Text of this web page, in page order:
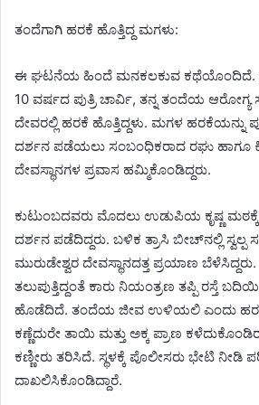
ತಂದೆಗಾಗಿ ಹರಕೆ ಹೊತ್ತಿದ್ದ ಮಗಳು:
ಈ ಘಟನೆಯ ಹಿಂದೆ ಮನಕಲಕುವ ಕಥೆಯೊಂದಿದೆ.
10 ವರ್ಷದ ಪುತ್ರಿ ಚಾರ್ವಿ, ತನ್ನ ತಂದೆಯ
ದೇವರಲ್ಲಿ ಹರಕೆ ಹೊತ್ತಿದ್ದಳು. ಮಗಳ ಹರಕೆಯನ್ನು
ದರ್ಶನ ಪಡೆಯಲು ಸಂಬಂಧಿಕರಾದ ರಘು ಹಾಗೂ
ದೇವಸ್ಥಾನಗಳ ಪ್ರವಾಸ ಹಮ್ಮಿಕೊಂಡಿದ್ದರು.
ಕುಟುಂಬದವರು ಮೊದಲು ಉಡುಪಿಯ ಕೃಷ್ಣ
ದರ್ಶನ ಪಡೆದಿದ್ದರು. ಬಳಿಕ ತ್ರಾಸಿ ಬೀಚ್‌ನಲ್ಲಿ
ಮುರುಡೇಶ್ವರ ದೇವಸ್ಥಾನದತ್ತ ಪ್ರಯಾಣ
ತಲುಪುತ್ತಿದ್ದಂತೆ ಕಾರು ನಿಯಂತ್ರಣ ತಪ್ಪಿ ರಸ್ತೆ
ಹೊಡೆದಿದೆ. ತಂದೆಯ ಜೀವ ಉಳಿಯಲಿ ಎಂದು ಹರಕೆ
ಕಣ್ಣೆದುರೇ ತಾಯಿ ಮತ್ತು ಅಕ್ಕ ಪ್ರಾಣ
ಕಣ್ಣೀರು ತರಿಸಿದೆ. ಸ್ಥಳಕ್ಕೆ ಪೊಲೀಸರು ಭೇಟಿ ನೀಡಿ
ದಾಖಲಿಸಿಕೊಂಡಿದ್ದಾರೆ.